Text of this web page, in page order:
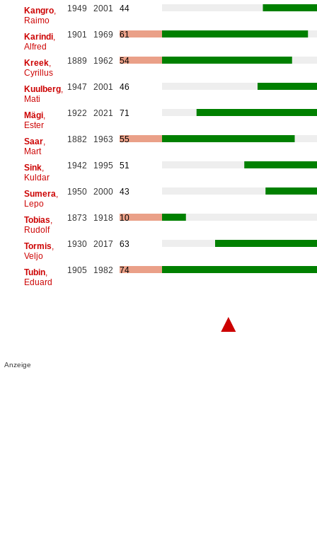
Kangro,
Raimo
1949 2001 44
Karindi,
Alfred
1901 1969 61
Kreek,
Cyrillus
1889 1962 54
Kuulberg,
Mati
1947 2001 46
Mägi,
Ester
1922 2021 71
Saar,
Mart
1882 1963 55
Sink,
Kuldar
1942 1995 51
Sumera
Lepo
1950 2000 43
Tobias
Rudolf
1873 1918 10
Tormis
Veljo
1930 2017 63
Tubin,
Eduard
1905 1982 74
▲
Anzeige